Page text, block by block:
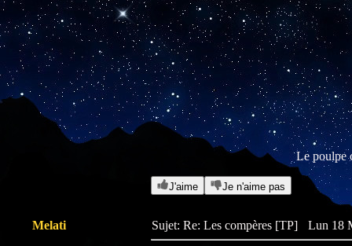
Le poulpe
J'aime Je n'aime pas
Melati Sujet: Re: Les compères [TP] Lun 18